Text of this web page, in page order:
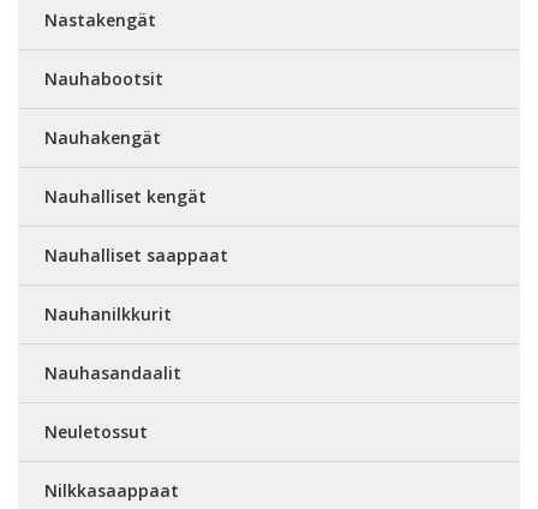
Nastakengät
Nauhabootsit
Nauhakengät
Nauhalliset kengät
Nauhalliset saappaat
Nauhanilkkurit
Nauhasandaalit
Neuletossut
Nilkkasaappaat